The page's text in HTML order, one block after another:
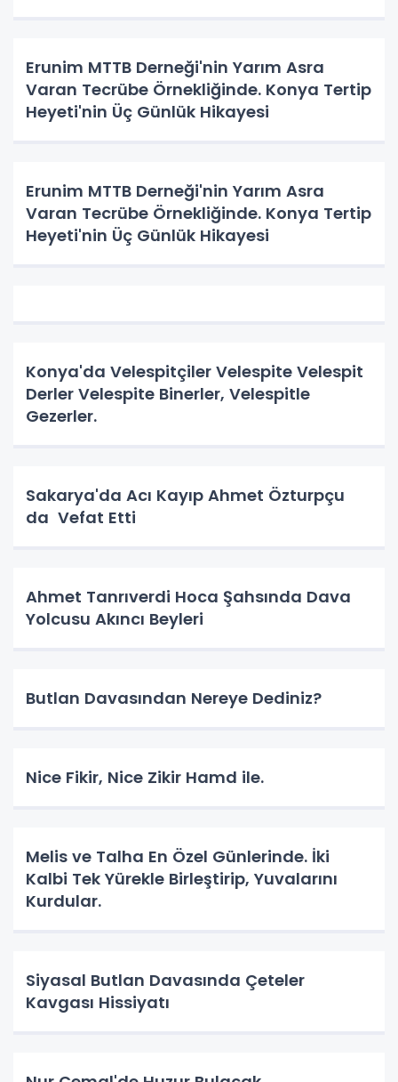
Erunim MTTB Derneği'nin Yarım Asra
Varan Tecrübe Örnekliğinde. Konya Tertip
Heyeti'nin Üç Günlük Hikayesi
Erunim MTTB Derneği'nin Yarım Asra
Varan Tecrübe Örnekliğinde. Konya Tertip
Heyeti'nin Üç Günlük Hikayesi
Konya'da Velespitçiler Velespite Velespit
Derler Velespite Binerler, Velespitle
Gezerler.
Sakarya'da Acı Kayıp Ahmet Özturpçu
da Vefat Etti
Ahmet Tanrıverdi Hoca Şahsında Dava
Yolcusu Akıncı Beyleri
Butlan Davasından Nereye Dediniz?
Nice Fikir, Nice Zikir Hamd ile.
Melis ve Talha En Özel Günlerinde. İki
Kalbi Tek Yürekle Birleştirip, Yuvalarını
Kurdular.
Siyasal Butlan Davasında Çeteler
Kavgası Hissiyatı